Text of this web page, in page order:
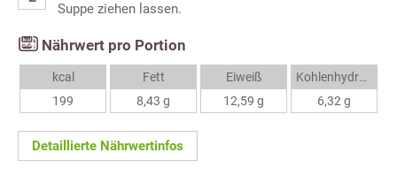
Suppe ziehen lassen.
Nährwert pro Portion
kcal
199
Fett
8,43 g
Eiweiß
12,59 g
Kohlenhydrate
6,32 g
Detaillierte Nährwertinfos